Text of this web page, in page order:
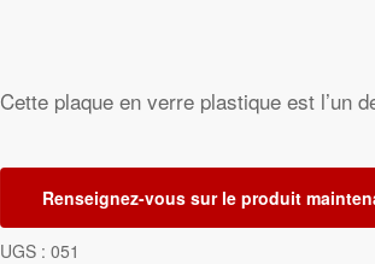
Cette plaque en verre plastique est l’un
Renseignez-vous sur le produit
UGS : 051